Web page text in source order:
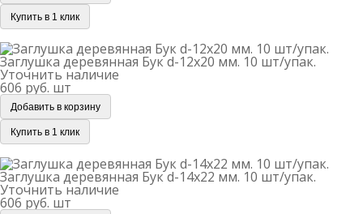
Купить в 1 клик
Заглушка деревянная Бук d-12х20 мм. 10 шт/упак.
Уточнить наличие
606 руб. шт
Добавить в корзину
Купить в 1 клик
Заглушка деревянная Бук d-14х22 мм. 10 шт/упак.
Уточнить наличие
606 руб. шт